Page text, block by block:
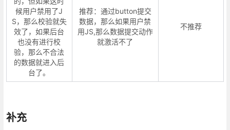
候用户禁用了J
S，那么校验就失
效了，如果后台
也没有进行校
验，那么不合法
的数据就进入后
台了。
推荐：通过button提交
数据，那么如果用户禁
用JS,那么数据提交动作
就激活不了
不推荐
补充